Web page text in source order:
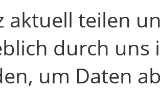
aktuell teilen
durch uns
um Daten